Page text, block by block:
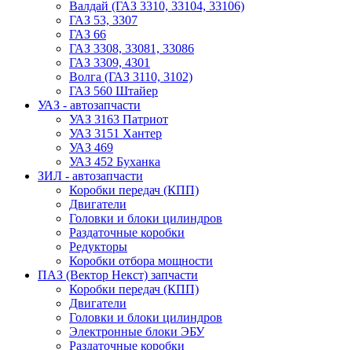
Валдай (ГАЗ 3310, 33104, 33106)
ГАЗ 53, 3307
ГАЗ 66
ГАЗ 3308, 33081, 33086
ГАЗ 3309, 4301
Волга (ГАЗ 3110, 3102)
ГАЗ 560 Штайер
УАЗ - автозапчасти
УАЗ 3163 Патриот
УАЗ 3151 Хантер
УАЗ 469
УАЗ 452 Буханка
ЗИЛ - автозапчасти
Коробки передач (КПП)
Двигатели
Головки и блоки цилиндров
Раздаточные коробки
Редукторы
Коробки отбора мощности
ПАЗ (Вектор Некст) запчасти
Коробки передач (КПП)
Двигатели
Головки и блоки цилиндров
Электронные блоки ЭБУ
Раздаточные коробки